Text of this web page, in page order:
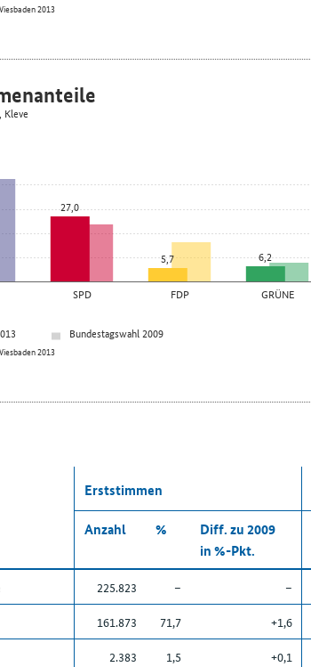
2013
SPD FDP GRÜNE
27,0
5,7 6,2
2013
Kleve
Bundestagswahl 2009
Erststimmen
Anzahl
%
Diff. zu 2009
in %-Pkt.
225.823 – –
161.873 71,7 +1,6
2.383 1,5 +0,1